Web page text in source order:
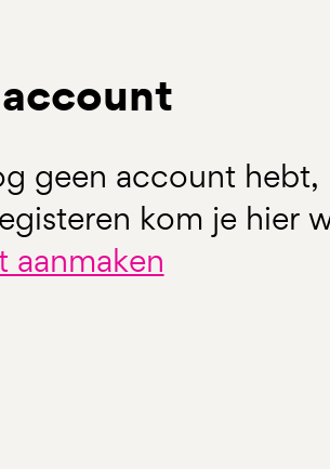
geen account hebt,
kom je hier